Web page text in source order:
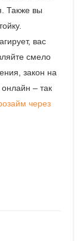
Также вы
вас
смело
закон на
– так
через